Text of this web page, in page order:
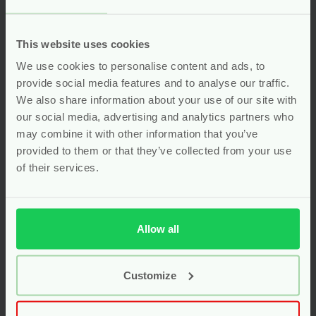
This website uses cookies
We use cookies to personalise content and ads, to
provide social media features and to analyse our traffic.
We also share information about your use of our site with
our social media, advertising and analytics partners who
may combine it with other information that you’ve
provided to them or that they’ve collected from your use
of their services.
Allow all
Customize
-55% -55%